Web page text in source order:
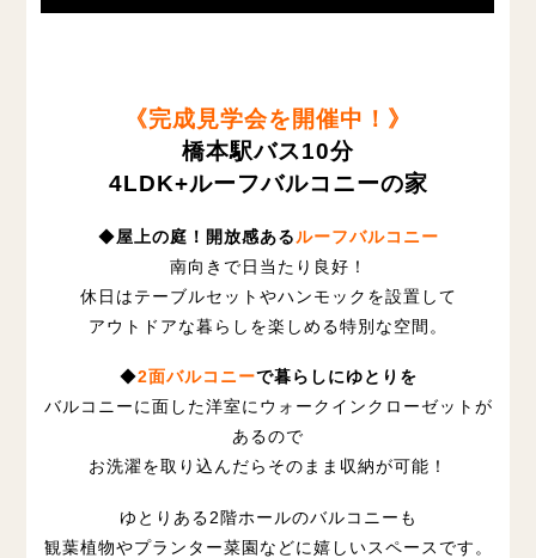
《完成見学会を開催中！》
橋本駅バス10分
4LDK+ルーフバルコニーの家
◆屋上の庭！開放感あるルーフバルコニー
南向きで日当たり良好！
休日はテーブルセットやハンモックを設置して
アウトドアな暮らしを楽しめる特別な空間。
◆2面バルコニーで暮らしにゆとりを
バルコニーに面した洋室にウォークインクローゼットが
あるので
お洗濯を取り込んだらそのまま収納が可能！
ゆとりある2階ホールのバルコニーも
観葉植物やプランター菜園などに嬉しいスペースです。